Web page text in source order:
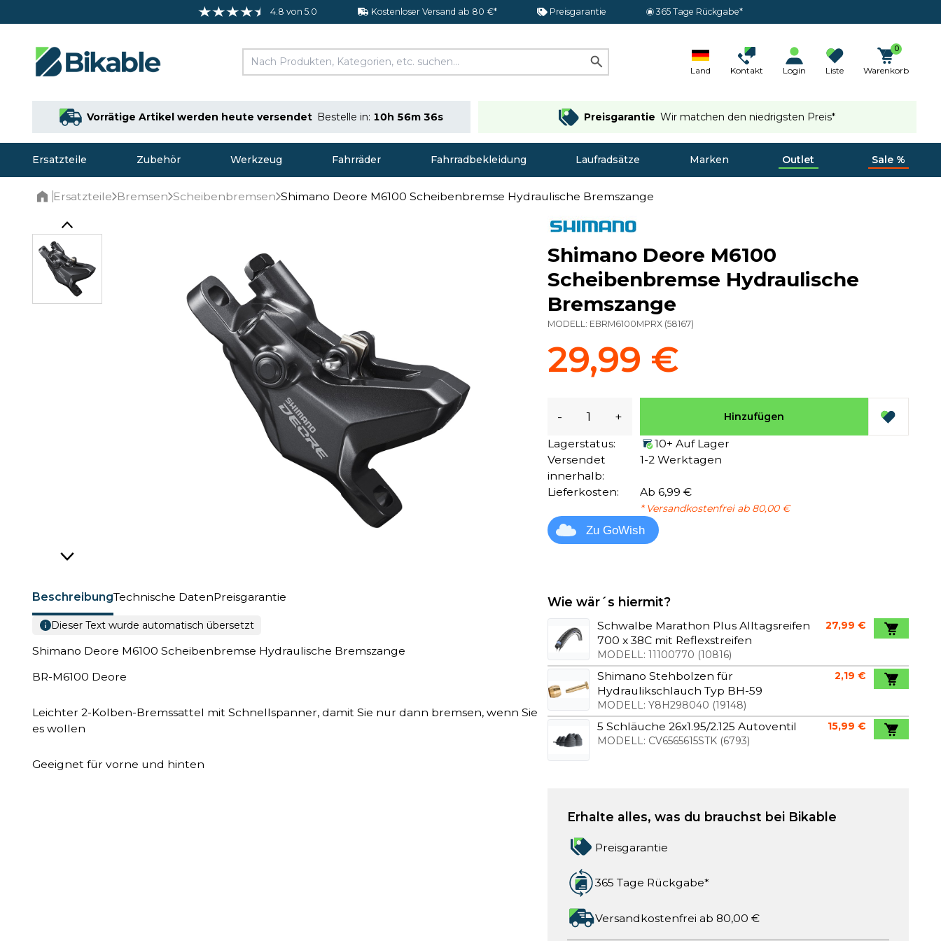
4.8 von 5.0 Kostenloser Versand ab 80 €* Preisgarantie 365 Tage Rückgabe*
Land Kontakt Login Liste
0
Warenkorb
Vorrätige Artikel werden heute versendet Bestelle in: 10h 56m 36s Preisgarantie Wir matchen den niedrigsten Preis*
Ersatzteile Zubehör Werkzeug Fahrräder Fahrradbekleidung Laufradsätze Marken Outlet Sale %
Ersatzteile Bremsen Scheibenbremsen Shimano Deore M6100 Scheibenbremse Hydraulische Bremszange
BeschreibungTechnische DatenPreisgarantie
Dieser Text wurde automatisch übersetzt
Shimano Deore M6100 Scheibenbremse Hydraulische Bremszange
BR-M6100 Deore
Leichter 2-Kolben-Bremssattel mit Schnellspanner, damit Sie nur dann bremsen, wenn Sie
es wollen
Geeignet für vorne und hinten
Shimano Deore M6100
Scheibenbremse Hydraulische
Bremszange
MODELL: EBRM6100MPRX (58167)
29,99 €
- + Hinzufügen
Lagerstatus:
10+ Auf Lager
Versendet
innerhalb:
1-2 Werktagen
Lieferkosten: Ab 6,99 €
* Versandkostenfrei ab 80,00 €
Zu GoWish
Wie wär´s hiermit?
Schwalbe Marathon Plus Alltagsreifen
700 x 38C mit Reflexstreifen
MODELL: 11100770 (10816)
27,99 €
Shimano Stehbolzen für
Hydraulikschlauch Typ BH-59
MODELL: Y8H298040 (19148)
2,19 €
5 Schläuche 26x1.95/2.125 Autoventil
MODELL: CV6565615STK(6793)
15,99 €
Erhalte alles, was du brauchst bei Bikable
Preisgarantie
365 Tage Rückgabe*
Versandkostenfrei ab 80,00 €